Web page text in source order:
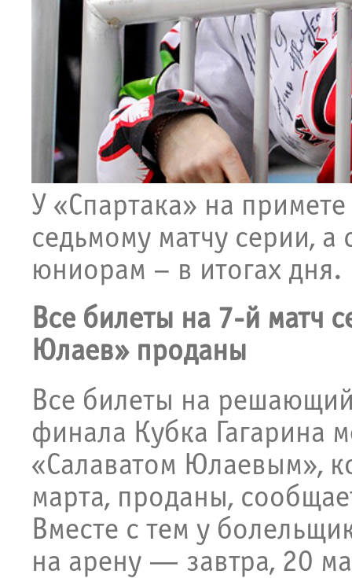
У «Спартака» на
седьмому матчу серии, а
юниорам – в итогах дня.
Все билеты на 7-й матч
Юлаев» проданы
Все билеты на
финала Кубка Гагарина
«Салаватом Юлаевым»,
марта, проданы,
Вместе с тем у
на арену — завтра, 20